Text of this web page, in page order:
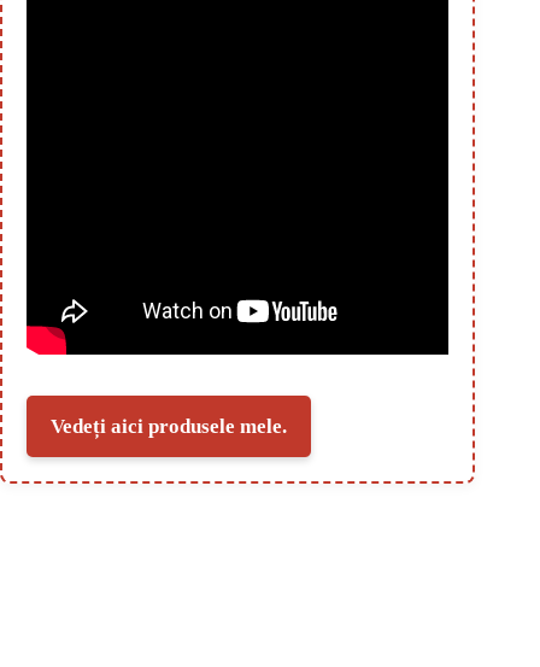
Vedeți aici produsele mele.